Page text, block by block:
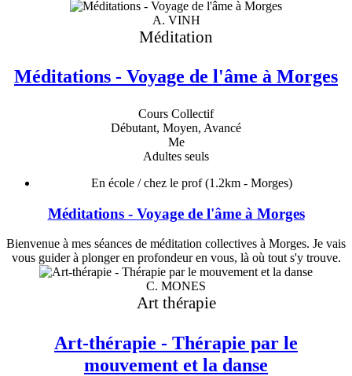
A. VINH
Méditation
Méditations - Voyage de l'âme à Morges
Cours Collectif
Débutant, Moyen, Avancé
Me
Adultes seuls
En école / chez le prof(1.2km - Morges)
Méditations - Voyage de l'âme à Morges
Bienvenue à mes séances de méditation collectives à Morges. Je vais
vous guider à plonger en profondeur en vous, là où tout s'y trouve.
C. MONES
Art thérapie
Art-thérapie - Thérapie par le
mouvement et la danse